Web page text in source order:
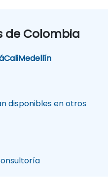
de Colombia
CaliMedellín
disponibles en otros